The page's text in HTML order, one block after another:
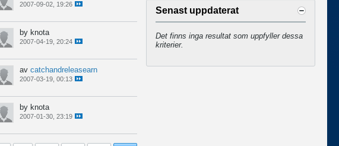
2007-09-02, 19:26
by knota
2007-04-19, 20:24
av catchandreleasearn
2007-03-19, 00:13
by knota
2007-01-30, 23:19
Senast uppdaterat
Det finns inga resultat som uppfyller dessa
kriterier.